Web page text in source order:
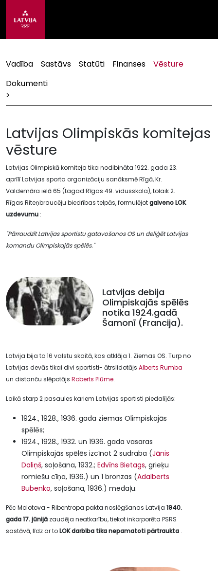
Vadība Sastāvs Statūti Finanses
Vēsture
Dokumenti
>
Latvijas Olimpiskās komitejas
vēsture
Latvijas Olimpiskā komiteja tika nodibināta 1922. gada 23.
aprīlī Latvijas sporta organizāciju sanāksmē Rīgā, Kr.
Valdemāra ielā 65 (tagad Rīgas 49. vidusskola), tolaik 2.
Rīgas Riteņbraucēju biedrības telpās, formulējotgalveno LOK
uzdevumu :
"Pārraudzīt Latvijas sportistu gatavošanos OS un deliģēt Latvijas
komandu Olimpiskajās spēlēs."
Latvijas debija
Olimpiskajās spēlēs
notika 1924.gadā
Šamonī (Francija).
Latvija bija to 16 valstu skaitā, kas atklāja 1. Ziemas OS. Turp no
Latvijas devās tikai divi sportisti- ātrslidotājs Alberts Rumba
un distanču slēpotājs Roberts Plūme.
Laikā starp 2 pasaules kariem Latvijas sportisti piedalījās:
1924., 1928., 1936. gada ziemas Olimpiskajās
spēlēs;
1924., 1928., 1932. un 1936. gada vasaras
Olimpiskajās spēlēs izcīnot 2 sudraba (Jānis
Daliņš, soļošana, 1932.; Edvīns Bietags, grieķu
romiešu cīņa, 1936.) un 1 bronzas (Adalberts
Bubenko, soļošana, 1936.) medaļu.
Pēc Molotova - Ribentropa pakta noslēgšanas Latvija 1940.
gada 17. jūnijā zaudēja neatkarību, tiekot inkorporēta PSRS
sastāvā, līdz ar toLOK darbība tika nepamatoti pārtraukta .